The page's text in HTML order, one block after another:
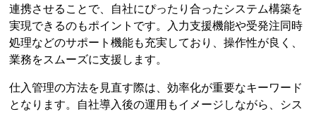
連携させることで、自社にぴったり合ったシステム構築を
実現できるのもポイントです。入力支援機能や受発注同時
処理などのサポート機能も充実しており、操作性が良く、
業務をスムーズに支援します。
仕入管理の方法を見直す際は、効率化が重要なキーワード
となります。自社導入後の運用もイメージしながら、シス